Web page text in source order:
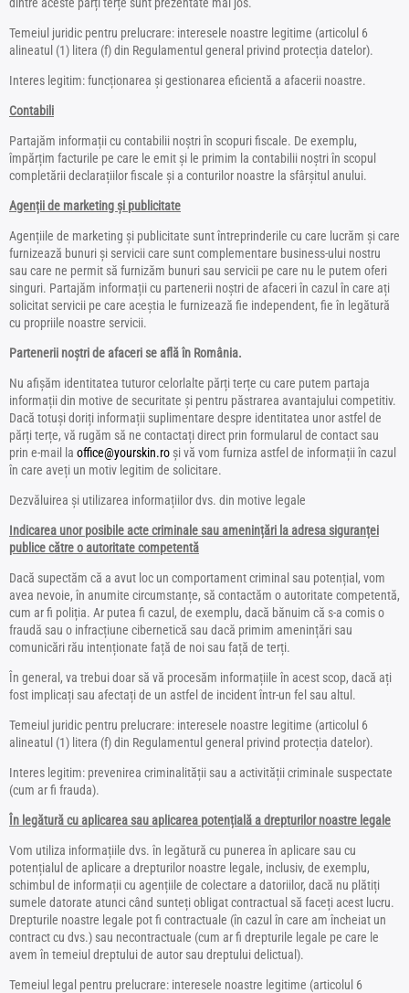
Temeiul juridic pentru prelucrare: interesele noastre legitime (articolul 6
alineatul (1) litera (f) din Regulamentul general privind protecția datelor).
Interes legitim: funcționarea și gestionarea eficientă a afacerii noastre.
Contabili
Partajăm informații cu contabilii noștri în scopuri fiscale. De exemplu,
împărțim facturile pe care le emit și le primim la contabilii noștri în scopul
completării declarațiilor fiscale și a conturilor noastre la sfârșitul anului.
Agenții de marketing și publicitate
Agențiile de marketing și publicitate sunt întreprinderile cu care lucrăm și care
furnizează bunuri și servicii care sunt complementare business-ului nostru
sau care ne permit să furnizăm bunuri sau servicii pe care nu le putem oferi
singuri. Partajăm informații cu partenerii noștri de afaceri în cazul în care ați
solicitat servicii pe care aceștia le furnizează fie independent, fie în legătură
cu propriile noastre servicii.
Partenerii noștri de afaceri se află în România.
Nu afișăm identitatea tuturor celorlalte părți terțe cu care putem partaja
informații din motive de securitate și pentru păstrarea avantajului competitiv.
Dacă totuși doriți informații suplimentare despre identitatea unor astfel de
părți terțe, vă rugăm să ne contactați direct prin formularul de contact sau
prin e-mail la office@yourskin.ro și vă vom furniza astfel de informații în cazul
în care aveți un motiv legitim de solicitare.
Dezvăluirea și utilizarea informațiilor dvs. din motive legale
Indicarea unor posibile acte criminale sau amenințări la adresa siguranței
publice către o autoritate competentă
Dacă supectăm că a avut loc un comportament criminal sau potențial, vom
avea nevoie, în anumite circumstanțe, să contactăm o autoritate competentă,
cum ar fi poliția. Ar putea fi cazul, de exemplu, dacă bănuim că s-a comis o
fraudă sau o infracțiune cibernetică sau dacă primim amenințări sau
comunicări rău intenționate față de noi sau față de terți.
În general, va trebui doar să vă procesăm informațiile în acest scop, dacă ați
fost implicați sau afectați de un astfel de incident într-un fel sau altul.
Temeiul juridic pentru prelucrare: interesele noastre legitime (articolul 6
alineatul (1) litera (f) din Regulamentul general privind protecția datelor).
Interes legitim: prevenirea criminalității sau a activității criminale suspectate
(cum ar fi frauda).
În legătură cu aplicarea sau aplicarea potențială a drepturilor noastre legale
Vom utiliza informațiile dvs. în legătură cu punerea în aplicare sau cu
potențialul de aplicare a drepturilor noastre legale, inclusiv, de exemplu,
schimbul de informații cu agențiile de colectare a datoriilor, dacă nu plătiți
sumele datorate atunci când sunteți obligat contractual să faceți acest lucru.
Drepturile noastre legale pot fi contractuale (în cazul în care am încheiat un
contract cu dvs.) sau necontractuale (cum ar fi drepturile legale pe care le
avem în temeiul dreptului de autor sau dreptului delictual).
Temeiul legal pentru prelucrare: interesele noastre legitime (articolul 6